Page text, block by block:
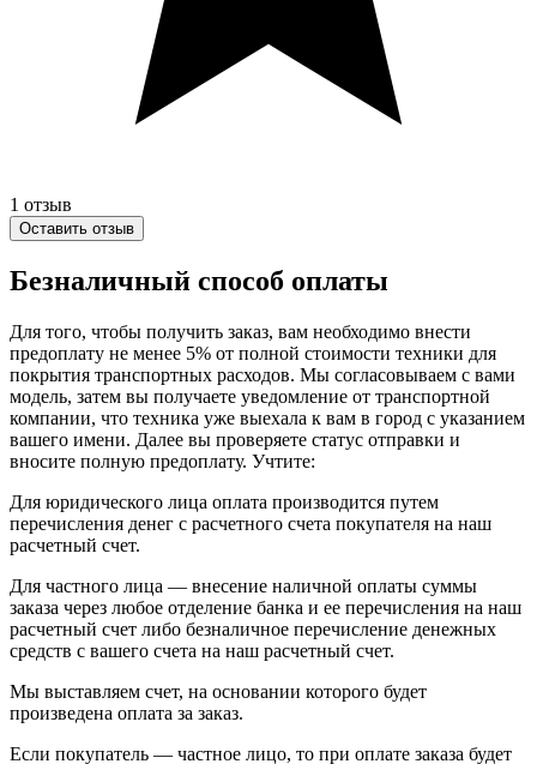
1 отзыв
Оставить отзыв
Безналичный способ оплаты
Для того, чтобы получить заказ, вам необходимо внести
предоплату не менее 5% от полной стоимости техники для
покрытия транспортных расходов. Мы согласовываем с вами
модель, затем вы получаете уведомление от транспортной
компании, что техника уже выехала к вам в город с указанием
вашего имени. Далее вы проверяете статус отправки и
вносите полную предоплату. Учтите:
Для юридического лица оплата производится путем
перечисления денег с расчетного счета покупателя на наш
расчетный счет.
Для частного лица — внесение наличной оплаты суммы
заказа через любое отделение банка и ее перечисления на наш
расчетный счет либо безналичное перечисление денежных
средств с вашего счета на наш расчетный счет.
Мы выставляем счет, на основании которого будет
произведена оплата за заказ.
Если покупатель — частное лицо, то при оплате заказа будет